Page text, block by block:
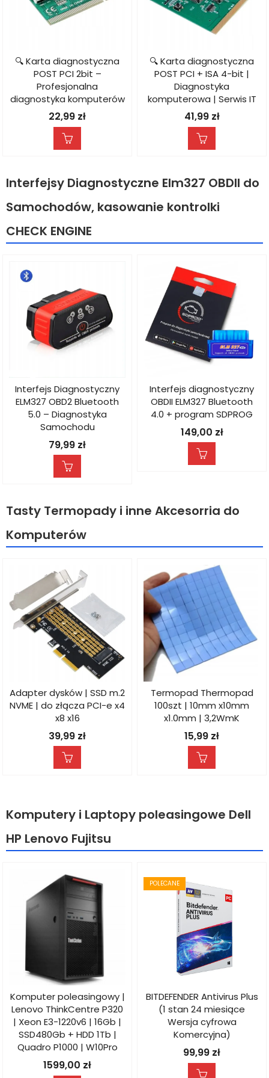
🔍 Karta diagnostyczna
POST PCI 2bit –
Profesjonalna
diagnostyka komputerów
22,99 zł
🔍 Karta diagnostyczna
POST PCI + ISA 4-bit |
Diagnostyka
komputerowa | Serwis IT
41,99 zł
Interfejsy Diagnostyczne Elm327 OBDII do
Samochodów, kasowanie kontrolki
CHECK ENGINE
Interfejs Diagnostyczny
ELM327 OBD2 Bluetooth
5.0 – Diagnostyka
Samochodu
79,99 zł
Interfejs diagnostyczny
OBDII ELM327 Bluetooth
4.0 + program SDPROG
149,00 zł
Tasty Termopady i inne Akcesorria do
Komputerów
Adapter dysków | SSD m.2
NVME | do złącza PCI-e x4
x8 x16
39,99 zł
Termopad Thermopad
100szt | 10mm x10mm
x1.0mm | 3,2WmK
15,99 zł
Komputery i Laptopy poleasingowe Dell
HP Lenovo Fujitsu
Komputer poleasingowy |
Lenovo ThinkCentre P320
| Xeon E3-1220v6 | 16Gb |
SSD480Gb + HDD 1Tb |
Quadro P1000 | W10Pro
1599,00 zł
POLECANE
BITDEFENDER Antivirus Plus
(1 stan 24 miesiące
Wersja cyfrowa
Komercyjna)
99,99 zł